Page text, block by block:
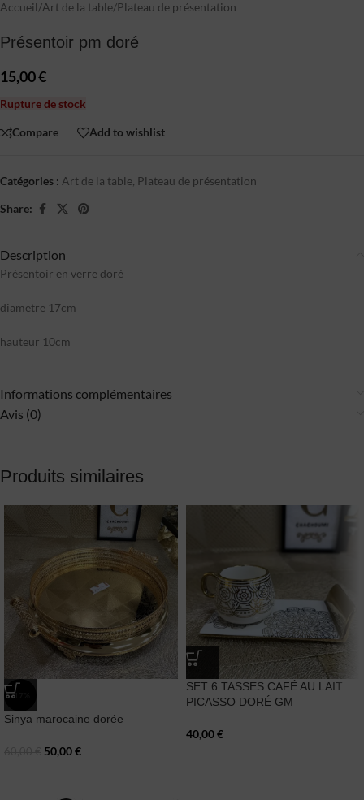
Accueil/Art de la table/Plateau de présentation
Présentoir pm doré
15,00€
Rupture de stock
Compare Add to wishlist
Catégories : Art de la table, Plateau de présentation
Share:
Description
Présentoir en verre doré
diametre 17cm
hauteur 10cm
Informations complémentaires
Avis (0)
Produits similaires
-17%
Sinya marocaine dorée
50,00€
SET 6 TASSES CAFÉ AU LAIT
PICASSO DORÉ GM
40,00€